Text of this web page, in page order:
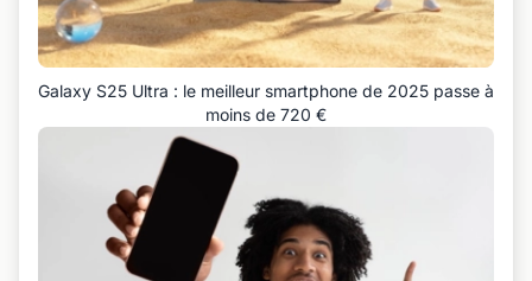
Galaxy S25 Ultra : le meilleur smartphone de 2025 passe à
moins de 720 €